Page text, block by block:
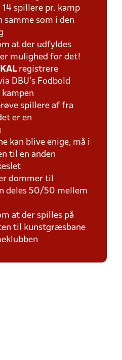
spillere pr. kamp
samme som i den
at der udfyldes
mulighed for det!
registrere
DBU's Fodbold
spillere af fra
er en
kan blive enige, må i
til en anden
dommer til
deles 50/50 mellem
at der spilles på
til kunstgræsbane